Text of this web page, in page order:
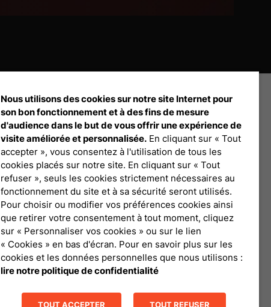
Débloquez tout le contenu à télécharger
Connexion Pro
Nous utilisons des cookies sur notre site Internet pour
son bon fonctionnement et à des fins de mesure
d'audience dans le but de vous offrir une expérience de
visite améliorée et personnalisée. En cliquant sur « Tout
accepter », vous consentez à l'utilisation de tous les
cookies placés sur notre site. En cliquant sur « Tout
refuser », seuls les cookies strictement nécessaires au
fonctionnement du site et à sa sécurité seront utilisés.
Pour choisir ou modifier vos préférences cookies ainsi
que retirer votre consentement à tout moment, cliquez
sur « Personnaliser vos cookies » ou sur le lien
« Cookies » en bas d'écran. Pour en savoir plus sur les
cookies et les données personnelles que nous utilisons :
lire notre politique de confidentialité
TOUT ACCEPTER TOUT REFUSER